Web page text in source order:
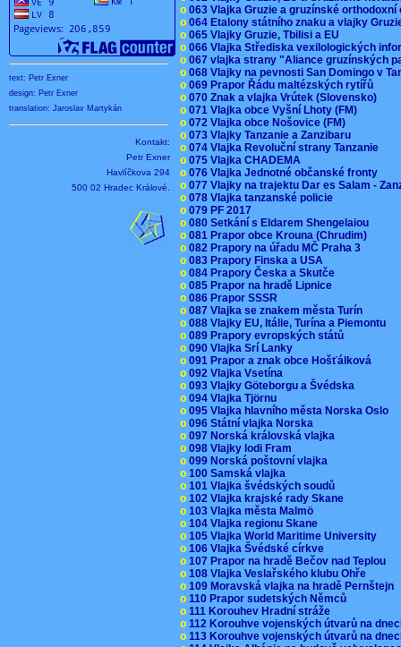
text: Petr Exner
design: Petr Exner
translation: Jaroslav Martykán
Kontakt:
Petr Exner
Havlíčkova 294
500 02 Hradec Králové.
o 063 Vlajka Gruzie a gruzínské
o 064 Etalony státního znaku a vlajky
o 065 Vlajky Gruzie, Tbilisi a EU
o 066 Vlajka Střediska vexilologických
o 067 vlajka strany "Aliance gruzínských
o 068 Vlajky na pevnosti San Domingo v
o 069 Prapor Řádu maltézských rytířů
o 070 Znak a vlajka Vrútek (Slovensko)
o 071 Vlajka obce Vyšní Lhoty (FM)
o 072 Vlajka obce Nošovice (FM)
o 073 Vlajky Tanzanie a Zanzibaru
o 074 Vlajka Revoluční strany Tanzanie
o 075 Vlajka CHADEMA
o 076 Vlajka Jednotné občanské fronty
o 077 Vlajky na trajektu Dar es Salam -
o 078 Vlajka tanzanské policie
o 079 PF 2017
o 080 Setkání s Eldarem Shengelaiou
o 081 Prapor obce Krouna (Chrudim)
o 082 Prapory na úřadu MČ Praha 3
o 083 Prapory Finska a USA
o 084 Prapory Česka a Skutče
o 085 Prapor na hradě Lipnice
o 086 Prapor SSSR
o 087 Vlajka se znakem města Turín
o 088 Vlajky EU, Itálie, Turína a Piemontu
o 089 Prapory evropských států
o 090 Vlajka Srí Lanky
o 091 Prapor a znak obce Hošťálková
o 092 Vlajka Vsetína
o 093 Vlajky Göteborgu a Švédska
o 094 Vlajka Tjörnu
o 095 Vlajka hlavního města Norska Oslo
o 096 Státní vlajka Norska
o 097 Norská královská vlajka
o 098 Vlajky lodi Fram
o 099 Norská poštovní vlajka
o 100 Samská vlajka
o 101 Vlajka švédských soudů
o 102 Vlajka krajské rady Skane
o 103 Vlajka města Malmö
o 104 Vlajka regionu Skane
o 105 Vlajka World Maritime University
o 106 Vlajka Švédské církve
o 107 Prapor na hradě Bečov nad Teplou
o 108 Vlajka Veslařského klubu Ohře
o 109 Moravská vlajka na hradě Pernštejn
o 110 Prapor sudetských Němců
o 111 Korouhev Hradní stráže
o 112 Korouhve vojenských útvarů na
o 113 Korouhve vojenských útvarů na